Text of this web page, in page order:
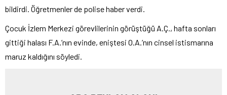
bildirdi. Öğretmenler de polise haber verdi.
Çocuk İzlem Merkezi görevlilerinin görüştüğü A.Ç., hafta sonları
gittiği halası F.A.’nın evinde, eniştesi O.A.’nın cinsel istismarına
maruz kaldığını söyledi.